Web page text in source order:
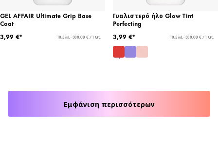
GEL AFFAIR Ultimate Grip Base
Coat
3,99 €*
10,5 mL - 380,00 € / 1 λίτ.
Γυαλιστερό ήλο Glow Tint
Perfecting
3,99 €*
10,5 mL - 380,00 € / 1 λίτ.
Εμφάνιση περισσότερων